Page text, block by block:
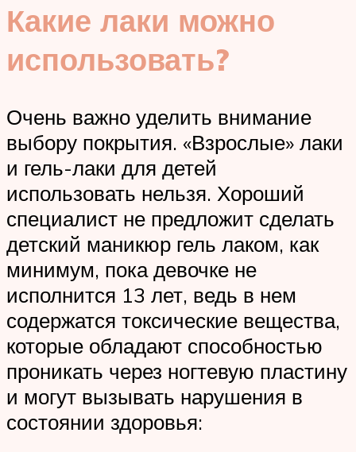
Какие лаки можно
использовать?
Очень важно уделить внимание
выбору покрытия. «Взрослые» лаки
и гель-лаки для детей
использовать нельзя. Хороший
специалист не предложит сделать
детский маникюр гель лаком, как
минимум, пока девочке не
исполнится 13 лет, ведь в нем
содержатся токсические вещества,
которые обладают способностью
проникать через ногтевую пластину
и могут вызывать нарушения в
состоянии здоровья: